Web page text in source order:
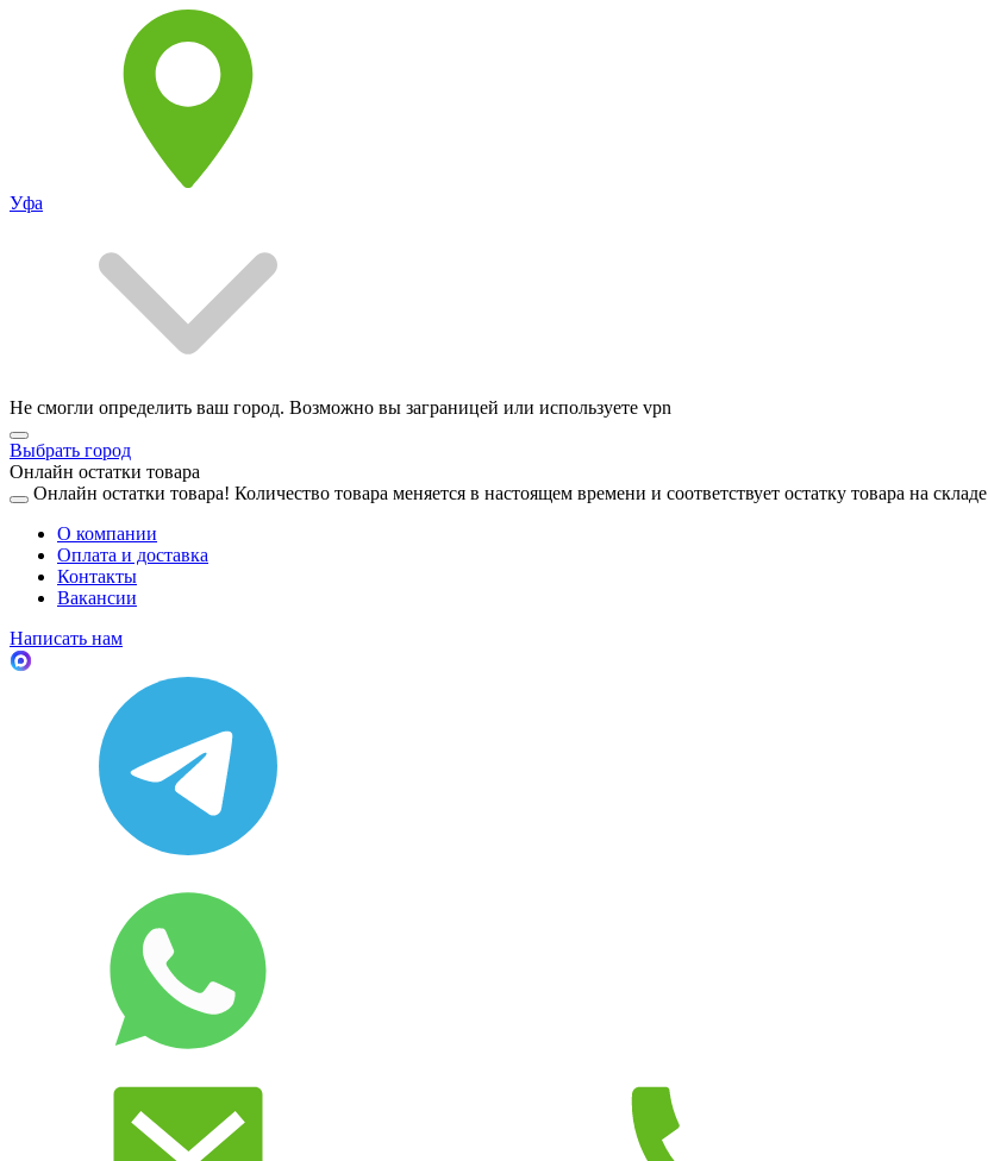
Уфа
Не смогли определить ваш город. Возможно вы заграницей или используете vpn
Выбрать город
Онлайн остатки товара
Онлайн остатки товара! Количество товара меняется в настоящем времени и соответствует остатку товара на складе
О компании
Оплата и доставка
Контакты
Вакансии
Написать нам